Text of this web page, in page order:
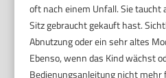
oft nach einem Unfall. Sie taucht
Sitz gebraucht gekauft hast.
Abnutzung oder ein sehr altes
Ebenso, wenn das Kind wächst
Bedienungsanleitung nicht mehr